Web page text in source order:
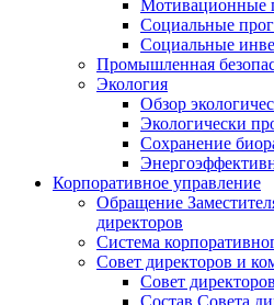
Мотивационные
Социальные
Социальные
Промышленная
Экология
Обзор
Экологически
Сохранение
Корпоративное управление
Обращение
директоров
Система
Совет директоров и
Совет директоров
Состав Совета